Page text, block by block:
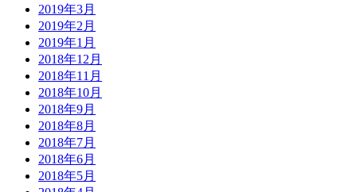
2019年3月
2019年2月
2019年1月
2018年12月
2018年11月
2018年10月
2018年9月
2018年8月
2018年7月
2018年6月
2018年5月